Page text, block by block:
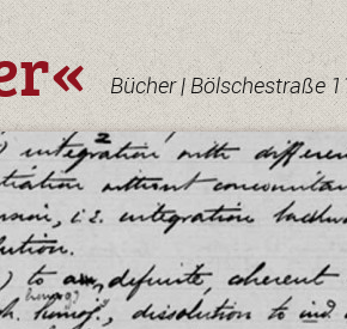
Bücher | Bölschestraße